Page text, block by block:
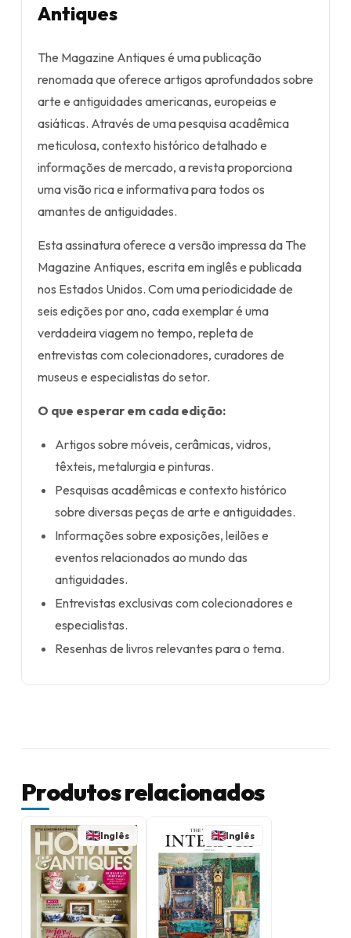
Antiques
The Magazine Antiques é uma publicação
renomada que oferece artigos aprofundados sobre
arte e antiguidades americanas, europeias e
asiáticas. Através de uma pesquisa acadêmica
meticulosa, contexto histórico detalhado e
informações de mercado, a revista proporciona
uma visão rica e informativa para todos os
amantes de antiguidades.
Esta assinatura oferece a versão impressa da The
Magazine Antiques, escrita em inglês e publicada
nos Estados Unidos. Com uma periodicidade de
seis edições por ano, cada exemplar é uma
verdadeira viagem no tempo, repleta de
entrevistas com colecionadores, curadores de
museus e especialistas do setor.
O que esperar em cada edição:
Artigos sobre móveis, cerâmicas, vidros,
têxteis, metalurgia e pinturas.
Pesquisas acadêmicas e contexto histórico
sobre diversas peças de arte e antiguidades.
Informações sobre exposições, leilões e
eventos relacionados ao mundo das
antiguidades.
Entrevistas exclusivas com colecionadores e
especialistas.
Resenhas de livros relevantes para o tema.
Produtos relacionados
Inglês Inglês